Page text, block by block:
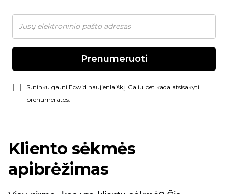
Prenumeruoti
Sutinku gauti Ecwid naujienlaiškį. Galiu bet kada atsisakyti
prenumeratos.
Kliento sėkmės
apibrėžimas